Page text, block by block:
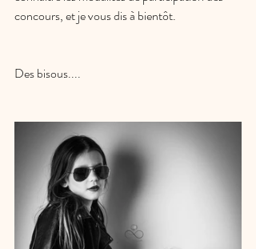
concours, et je vous dis à bientôt.
Des bisous....